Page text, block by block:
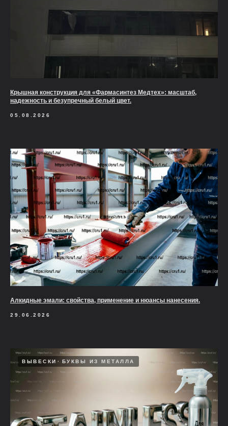
Крышная конструкция для «Фармасинтез Медтех»: масштаб,
надежность и безупречный белый цвет.
05.08.2026
Алкидные эмали: свойства, применение и нюансы нанесения.
29.06.2026
ВЫВЕСКИ БУКВЫ ИЗ МЕТАЛЛА